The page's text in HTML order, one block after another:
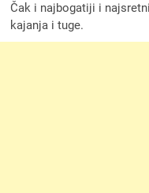
Čak i najbogatiji i
kajanja i tuge.